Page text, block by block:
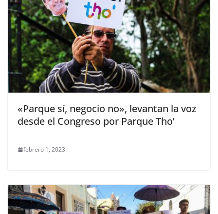
«Parque sí, negocio no», levantan la voz
desde el Congreso por Parque Tho’
febrero 1, 2023